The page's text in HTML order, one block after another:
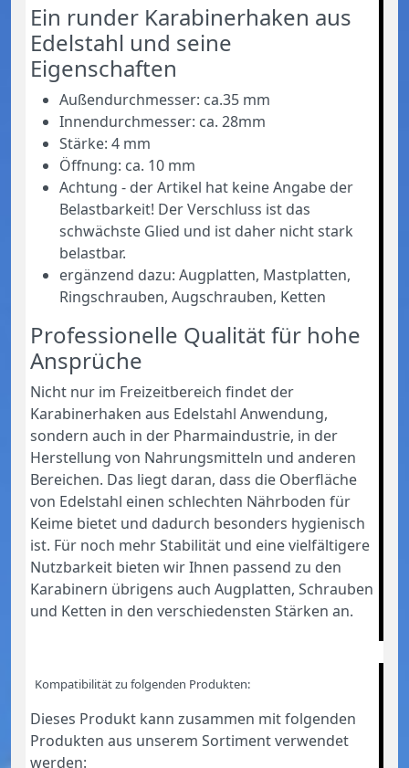
Ein runder Karabinerhaken aus
Edelstahl und seine
Eigenschaften
Außendurchmesser: ca.35 mm
Innendurchmesser: ca. 28mm
Stärke: 4 mm
Öffnung: ca. 10 mm
Achtung - der Artikel hat keine Angabe der
Belastbarkeit! Der Verschluss ist das
schwächste Glied und ist daher nicht stark
belastbar.
ergänzend dazu: Augplatten, Mastplatten,
Ringschrauben, Augschrauben, Ketten
Professionelle Qualität für hohe
Ansprüche
Nicht nur im Freizeitbereich findet der
Karabinerhaken aus Edelstahl Anwendung,
sondern auch in der Pharmaindustrie, in der
Herstellung von Nahrungsmitteln und anderen
Bereichen. Das liegt daran, dass die Oberfläche
von Edelstahl einen schlechten Nährboden für
Keime bietet und dadurch besonders hygienisch
ist. Für noch mehr Stabilität und eine vielfältigere
Nutzbarkeit bieten wir Ihnen passend zu den
Karabinern übrigens auch Augplatten, Schrauben
und Ketten in den verschiedensten Stärken an.
Kompatibilität zu folgenden Produkten:
Dieses Produkt kann zusammen mit folgenden
Produkten aus unserem Sortiment verwendet
werden: